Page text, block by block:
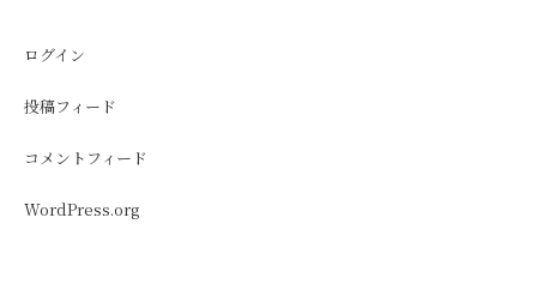
ログイン
投稿フィード
コメントフィード
WordPress.org